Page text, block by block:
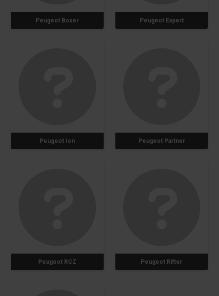
Peugeot Boxer Peugeot Expert
Peugeot Ion Peugeot Partner
Peugeot RCZ Peugeot Rifter